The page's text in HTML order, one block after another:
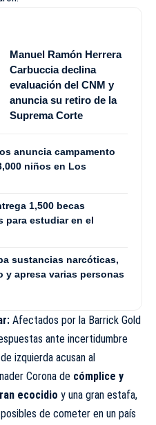
Manuel Ramón Herrera
Carbuccia declina
evaluación del CNM y
anuncia su retiro de la
Suprema Corte
anuncia campamento
niños en Los
1,500 becas
para estudiar en el
sustancias narcóticas,
y apresa varias personas
Afectados por la Barrick Gold
ante incertidumbre
izquierda acusan al
Corona de cómplice y
ecocidio y una gran estafa,
de cometer en un país